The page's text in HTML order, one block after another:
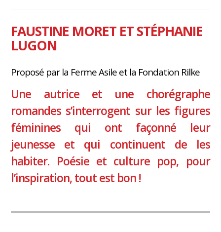
FAUSTINE MORET ET STÉPHANIE
LUGON
Proposé par la Ferme Asile et la Fondation Rilke
Une autrice et une chorégraphe
romandes s’interrogent sur les figures
féminines qui ont façonné leur
jeunesse et qui continuent de les
habiter. Poésie et culture pop, pour
l’inspiration, tout est bon !